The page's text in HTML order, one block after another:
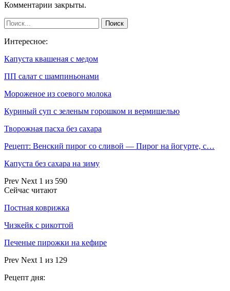
Комментарии закрыты.
Интересное:
Капуста квашеная с медом
ПП салат с шампиньонами
Мороженое из соевого молока
Куриный суп с зеленым горошком и вермишелью
Творожная пасха без сахара
Рецепт: Венский пирог со сливой — Пирог на йогурте, с…
Капуста без сахара на зиму
Prev Next 1 из 590
Сейчас читают
Постная коврижка
Чизкейк с рикоттой
Печеные пирожки на кефире
Prev Next 1 из 129
Рецепт дня: